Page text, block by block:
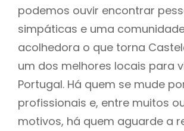
podemos ouvir encontrar
simpáticas e uma
acolhedora o que torna
um dos melhores locais para
Portugal. Há quem se mude
profissionais e, entre muitos
motivos, há quem aguarde a